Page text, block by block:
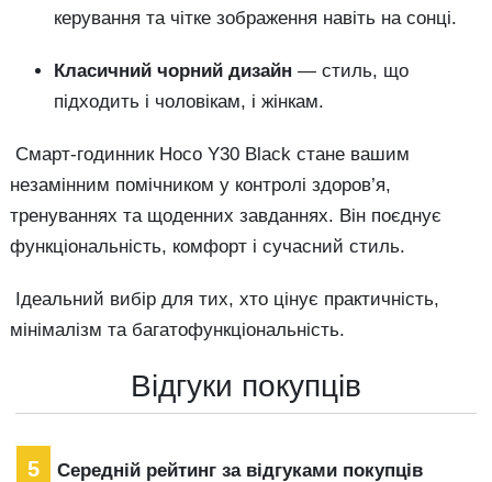
керування та чітке зображення навіть на сонці.
Класичний чорний дизайн — стиль, що
підходить і чоловікам, і жінкам.
Смарт-годинник Hoco Y30 Black стане вашим
незамінним помічником у контролі здоров’я,
тренуваннях та щоденних завданнях. Він поєднує
функціональність, комфорт і сучасний стиль.
Ідеальний вибір для тих, хто цінує практичність,
мінімалізм та багатофункціональність.
Відгуки покупців
5 Середній рейтинг за відгуками покупців